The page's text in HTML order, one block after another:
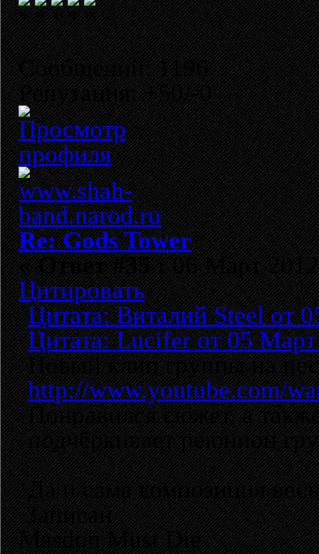
Сообщений: 1196
Репутация: +50/-0
Re: Gods Tower
«Ответ #35 :06 Март
Цитировать
Цитата: Виталий Steel от
Цитата: Lucifer от 05
Новый клип группы на
http://www.youtube.com/
Понравился сюжет, а
подчёркивает реюнион
Да и сама композиция
Записан
Masdon Must Die